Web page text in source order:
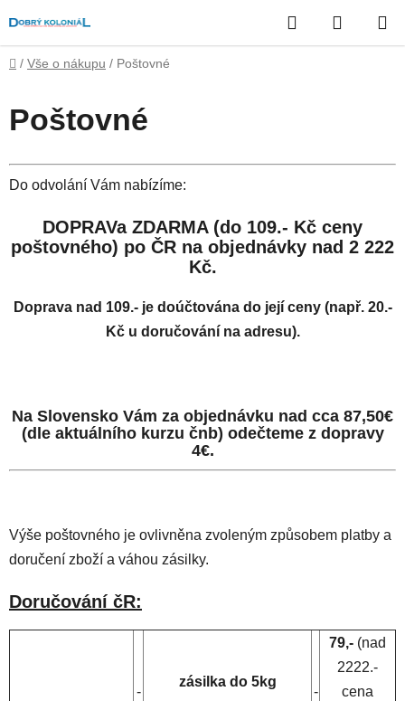
na
obsah
Hledat
KOŠÍK
Domů
/ Vše o nákupu / Poštovné
Poštovné
Do odvolání Vám nabízíme:
DOPRAVa ZDARMA (do 109.- Kč ceny
poštovného) po ČR na objednávky nad 2 222
Kč.
Doprava nad 109.- je doúčtována do její ceny (např. 20.-
Kč u doručování na adresu).
Na Slovensko Vám za objednávku nad cca 87,50€
(dle aktuálního kurzu čnb) odečteme z dopravy
4€.
Výše poštovného je ovlivněna zvoleným způsobem platby a
doručení zboží a váhou zásilky.
Doručování čR:
-
zásilka do 5kg
-
79,- (nad
2222.-
cena